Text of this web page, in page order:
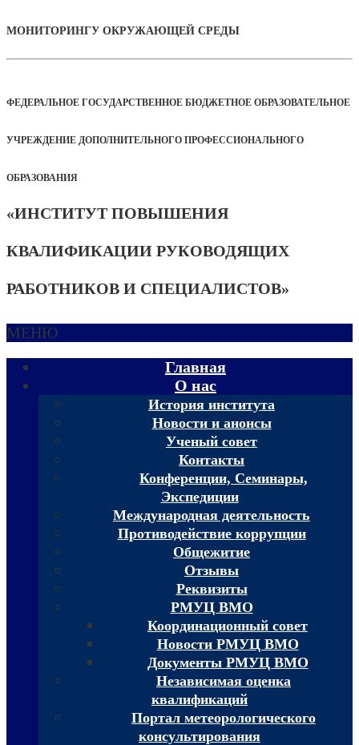
МОНИТОРИНГУ ОКРУЖАЮЩЕЙ СРЕДЫ
ФЕДЕРАЛЬНОЕ ГОСУДАРСТВЕННОЕ БЮДЖЕТНОЕ ОБРАЗОВАТЕЛЬНОЕ
УЧРЕЖДЕНИЕ ДОПОЛНИТЕЛЬНОГО ПРОФЕССИОНАЛЬНОГО
ОБРАЗОВАНИЯ
«ИНСТИТУТ ПОВЫШЕНИЯ
КВАЛИФИКАЦИИ РУКОВОДЯЩИХ
РАБОТНИКОВ И СПЕЦИАЛИСТОВ»
МЕНЮ
Главная
О нас
История института
Новости и анонсы
Ученый совет
Контакты
Конференции, Семинары,
Экспедиции
Международная деятельность
Противодействие коррупции
Общежитие
Отзывы
Реквизиты
РМУЦ ВМО
Координационный совет
Новости РМУЦ ВМО
Документы РМУЦ ВМО
Независимая оценка
квалификаций
Портал метеорологического
консультирования